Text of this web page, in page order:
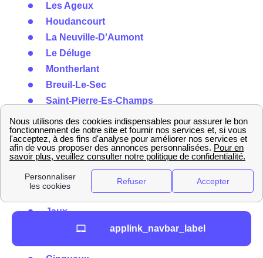
Les Ageux
Houdancourt
La Neuville-D'Aumont
Le Déluge
Montherlant
Breuil-Le-Sec
Saint-Pierre-Es-Champs
Puiseux-En-Bray
Lalandelle
Blicourt
Pisseleu
Brenouille
Jaux
Marolles
applink_navbar_label